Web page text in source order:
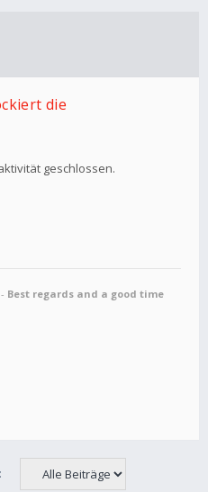
die
geschlossen.
- Best regards and a good time